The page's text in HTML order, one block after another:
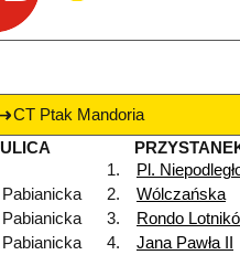
CT Ptak Mandoria
ULICA
1.
Pl.
Pabianicka
2.
Wólczańska
Pabianicka
3.
Rondo
Pabianicka
4.
Jana Pawła II